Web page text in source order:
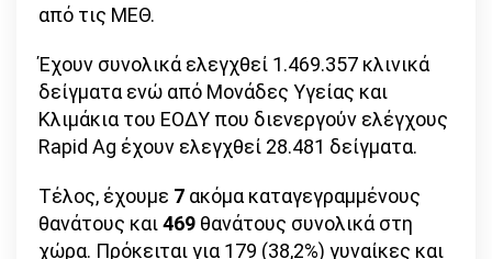
από τις ΜΕΘ.
Έχουν συνολικά ελεγχθεί 1.469.357 κλινικά
δείγματα ενώ από Μονάδες Υγείας και
Κλιμάκια του ΕΟΔΥ που διενεργούν ελέγχους
Rapid Ag έχουν ελεγχθεί 28.481 δείγματα.
Τέλος, έχουμε 7 ακόμα καταγεγραμμένους
θανάτους και469 θανάτους συνολικά στη
χώρα. Πρόκειται για 179 (38,2%) γυναίκες και